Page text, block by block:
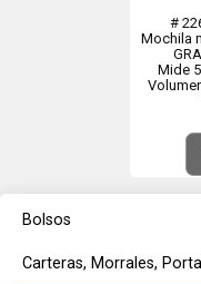
Bolsos
Carteras, Morrales,
#
Mochila
Mide
La
una
tus